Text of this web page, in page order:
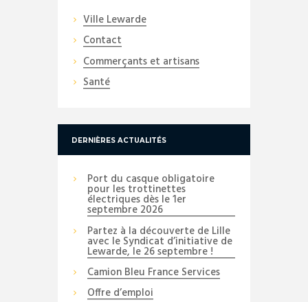
Ville Lewarde
Contact
Commerçants et artisans
Santé
DERNIÈRES ACTUALITÉS
Port du casque obligatoire
pour les trottinettes
électriques dès le 1er
septembre 2026
Partez à la découverte de Lille
avec le Syndicat d’initiative de
Lewarde, le 26 septembre !
Camion Bleu France Services
Offre d’emploi